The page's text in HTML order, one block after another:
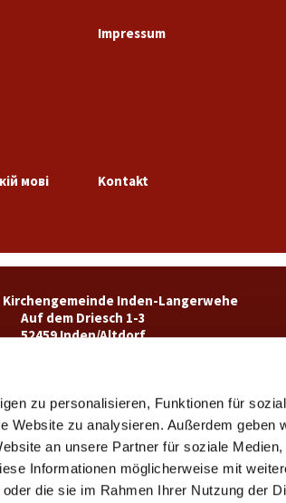
zu personalisieren, Funktionen für
Website zu analysieren. Außerdem geben
an unsere Partner für soziale Medien,
Informationen möglicherweise mit
die sie im Rahmen Ihrer Nutzung der
Impressum
мові Kontakt
Kirchengemeinde Inden-
Auf dem Driesch 1-3
52459 Inden/Altdorf
Weisweiler-Dürwiß
Burgweg 7
52249 Eschweiler
weisweiler@ekir.de
02403 / 65265